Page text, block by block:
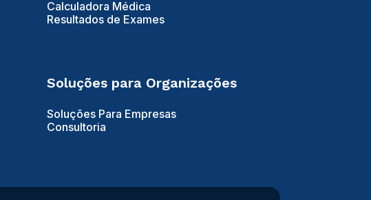
Calculadora Médica
Resultados de Exames
Soluções para Organizações
Soluções Para Empresas
Consultoria